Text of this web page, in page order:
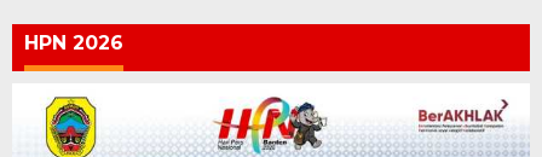
HPN 2026